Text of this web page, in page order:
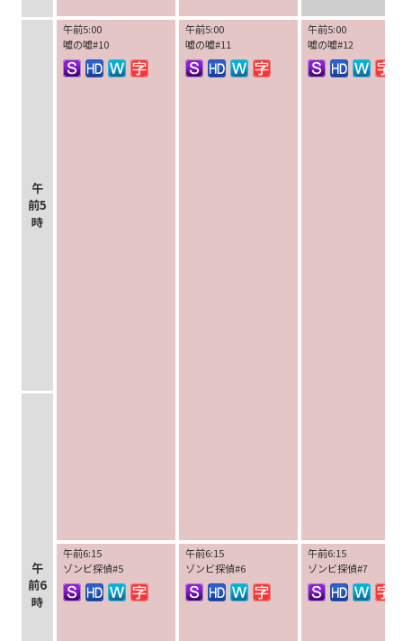
午
前5
時
午前5:00
嘘の嘘#10
午前5:00
嘘の嘘#11
午前5:00
嘘の嘘#12
午
前6
時
午前6:15
ゾンビ探偵#5
午前6:15
ゾンビ探偵#6
午前6:15
ゾンビ探偵#7